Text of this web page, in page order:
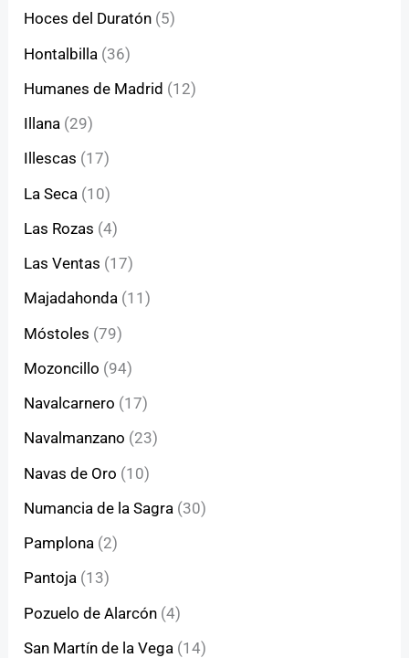
Hoces del Duratón (5)
Hontalbilla (36)
Humanes de Madrid (12)
Illana (29)
Illescas (17)
La Seca (10)
Las Rozas (4)
Las Ventas (17)
Majadahonda (11)
Móstoles (79)
Mozoncillo (94)
Navalcarnero (17)
Navalmanzano (23)
Navas de Oro (10)
Numancia de la Sagra (30)
Pamplona (2)
Pantoja (13)
Pozuelo de Alarcón (4)
San Martín de la Vega (14)